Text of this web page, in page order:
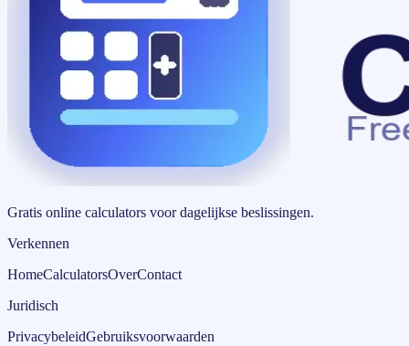
Gratis online calculators voor dagelijkse beslissingen.
Verkennen
HomeCalculatorsOverContact
Juridisch
PrivacybeleidGebruiksvoorwaarden